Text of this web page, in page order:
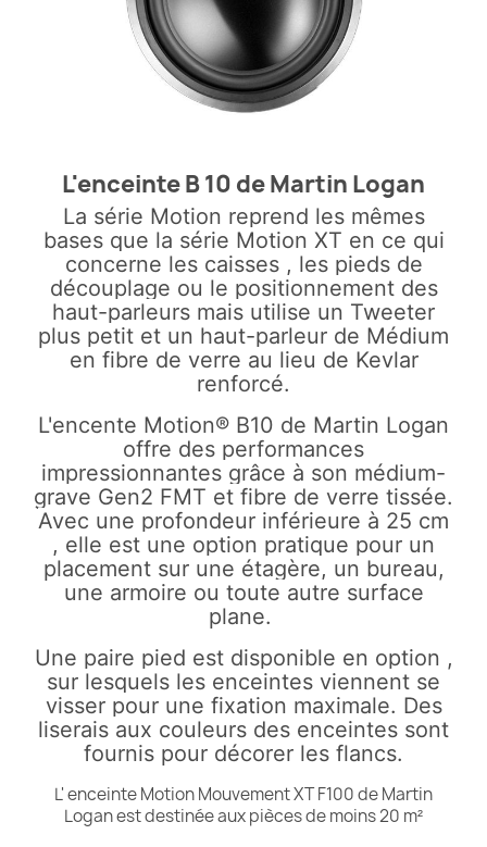
L'enceinte B 10 de Martin Logan
La série Motion reprend les mêmes
bases que la série Motion XT en ce qui
concerne les caisses , les pieds de
découplage ou le positionnement des
haut-parleurs mais utilise un Tweeter
plus petit et un haut-parleur de Médium
en fibre de verre au lieu de Kevlar
renforcé.
L'encente Motion® B10 de Martin Logan
offre des performances
impressionnantes grâce à son médium-
grave Gen2 FMT et fibre de verre tissée.
Avec une profondeur inférieure à 25 cm
, elle est une option pratique pour un
placement sur une étagère, un bureau,
une armoire ou toute autre surface
plane.
Une paire pied est disponible en option ,
sur lesquels les enceintes viennent se
visser pour une fixation maximale. Des
liserais aux couleurs des enceintes sont
fournis pour décorer les flancs.
L' enceinte Motion Mouvement XT F100 de Martin
Logan est destinée aux pièces de moins 20 m²